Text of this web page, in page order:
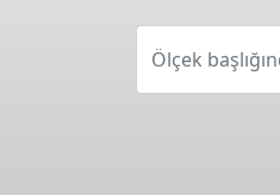
Ölçek